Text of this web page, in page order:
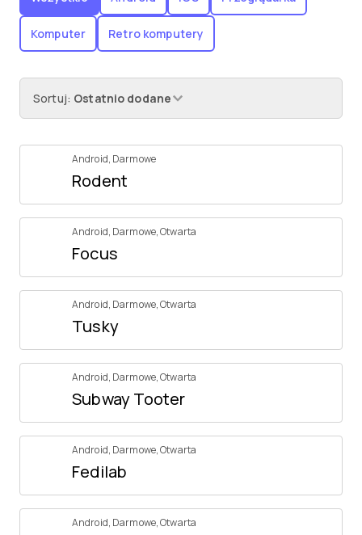
Komputer Retro komputery
Sortuj: Ostatnio dodane
Android, Darmowe
Rodent
Android, Darmowe,Otwarta
Focus
Android, Darmowe,Otwarta
Tusky
Android, Darmowe,Otwarta
Subway Tooter
Android, Darmowe,Otwarta
Fedilab
Android, Darmowe,Otwarta